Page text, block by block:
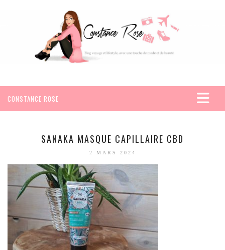
CONSTANCE ROSE
VOYAGES
EGYPTE
SEYCHELLES
AMÉRIQUE
MEXIQUE
EUROPE
ESPAGNE
SANAKA MASQUE CAPILLAIRE CBD
2 MARS 2024